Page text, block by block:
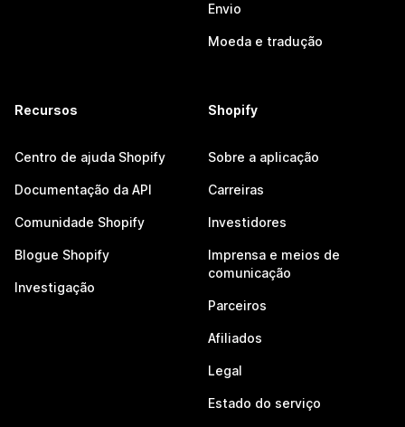
Envio
Moeda e tradução
Recursos
Centro de ajuda Shopify
Documentação da API
Comunidade Shopify
Blogue Shopify
Investigação
Shopify
Sobre a aplicação
Carreiras
Investidores
Imprensa e meios de
comunicação
Parceiros
Afiliados
Legal
Estado do serviço